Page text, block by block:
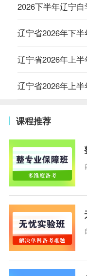
2026下半年辽宁
辽宁省2026年下
辽宁省2026年上
课程推荐